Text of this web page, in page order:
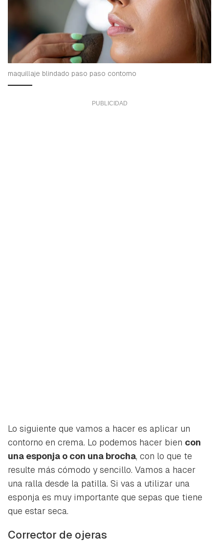
maquillaje blindado paso paso contorno
Lo siguiente que vamos a hacer es aplicar un
contorno en crema. Lo podemos hacer bien con
una esponja o con una brocha, con lo que te
resulte más cómodo y sencillo. Vamos a hacer
una ralla desde la patilla. Si vas a utilizar una
esponja es muy importante que sepas que tiene
que estar seca.
Corrector de ojeras